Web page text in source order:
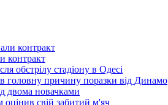
контракт
обстрілу стадіону в Одесі
головну причину поразки від Динамо
двома новачками
оцінив свій забитий м'яч